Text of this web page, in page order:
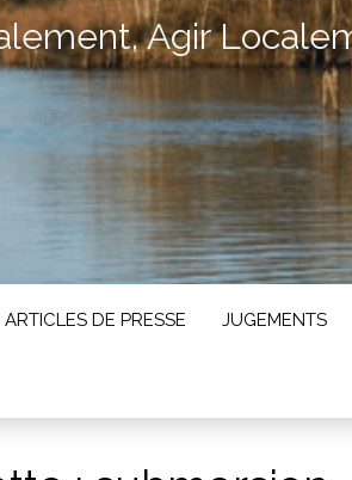
Agir
ARTICLES DE PRESSE JUGEMENTS